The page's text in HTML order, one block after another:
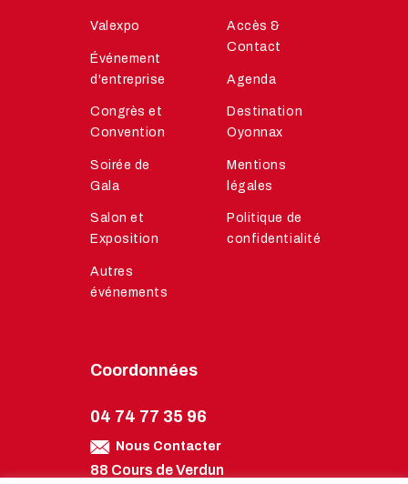
Valexpo
Événement
d'entreprise
Congrès et
Convention
Soirée de
Gala
Salon et
Exposition
Autres
événements
Accès &
Contact
Agenda
Destination
Oyonnax
Mentions
légales
Politique de
confidentialité
Coordonnées
04 74 77 35 96
Nous Contacter
88 Cours de Verdun